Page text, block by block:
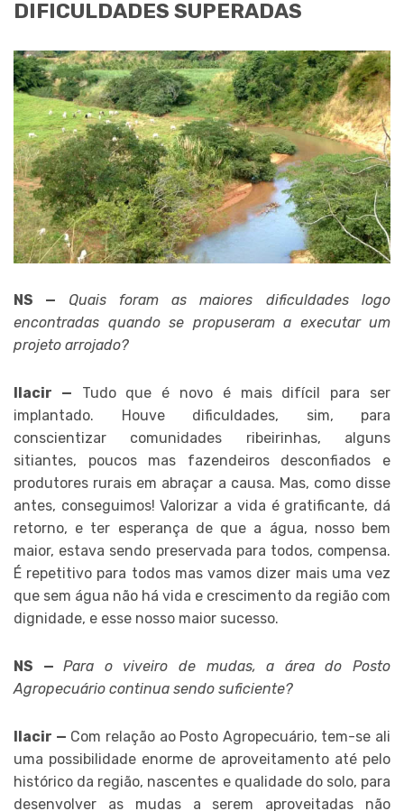
DIFICULDADES SUPERADAS
NS — Quais foram as maiores dificuldades logo
encontradas quando se propuseram a executar um
projeto arrojado?
Ilacir — Tudo que é novo é mais difícil para ser
implantado. Houve dificuldades, sim, para
conscientizar comunidades ribeirinhas, alguns
sitiantes, poucos mas fazendeiros desconfiados e
produtores rurais em abraçar a causa. Mas, como disse
antes, conseguimos! Valorizar a vida é gratificante, dá
retorno, e ter esperança de que a água, nosso bem
maior, estava sendo preservada para todos, compensa.
É repetitivo para todos mas vamos dizer mais uma vez
que sem água não há vida e crescimento da região com
dignidade, e esse nosso maior sucesso.
NS —Para o viveiro de mudas, a área do Posto
Agropecuário continua sendo suficiente?
Ilacir — Com relação ao Posto Agropecuário, tem-se ali
uma possibilidade enorme de aproveitamento até pelo
histórico da região, nascentes e qualidade do solo, para
desenvolver as mudas a serem aproveitadas não